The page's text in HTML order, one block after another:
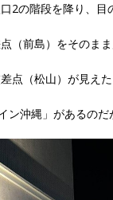
2の階段を降り、目
（前島）をそのま
点（松山）が見え
沖縄」があるのだ